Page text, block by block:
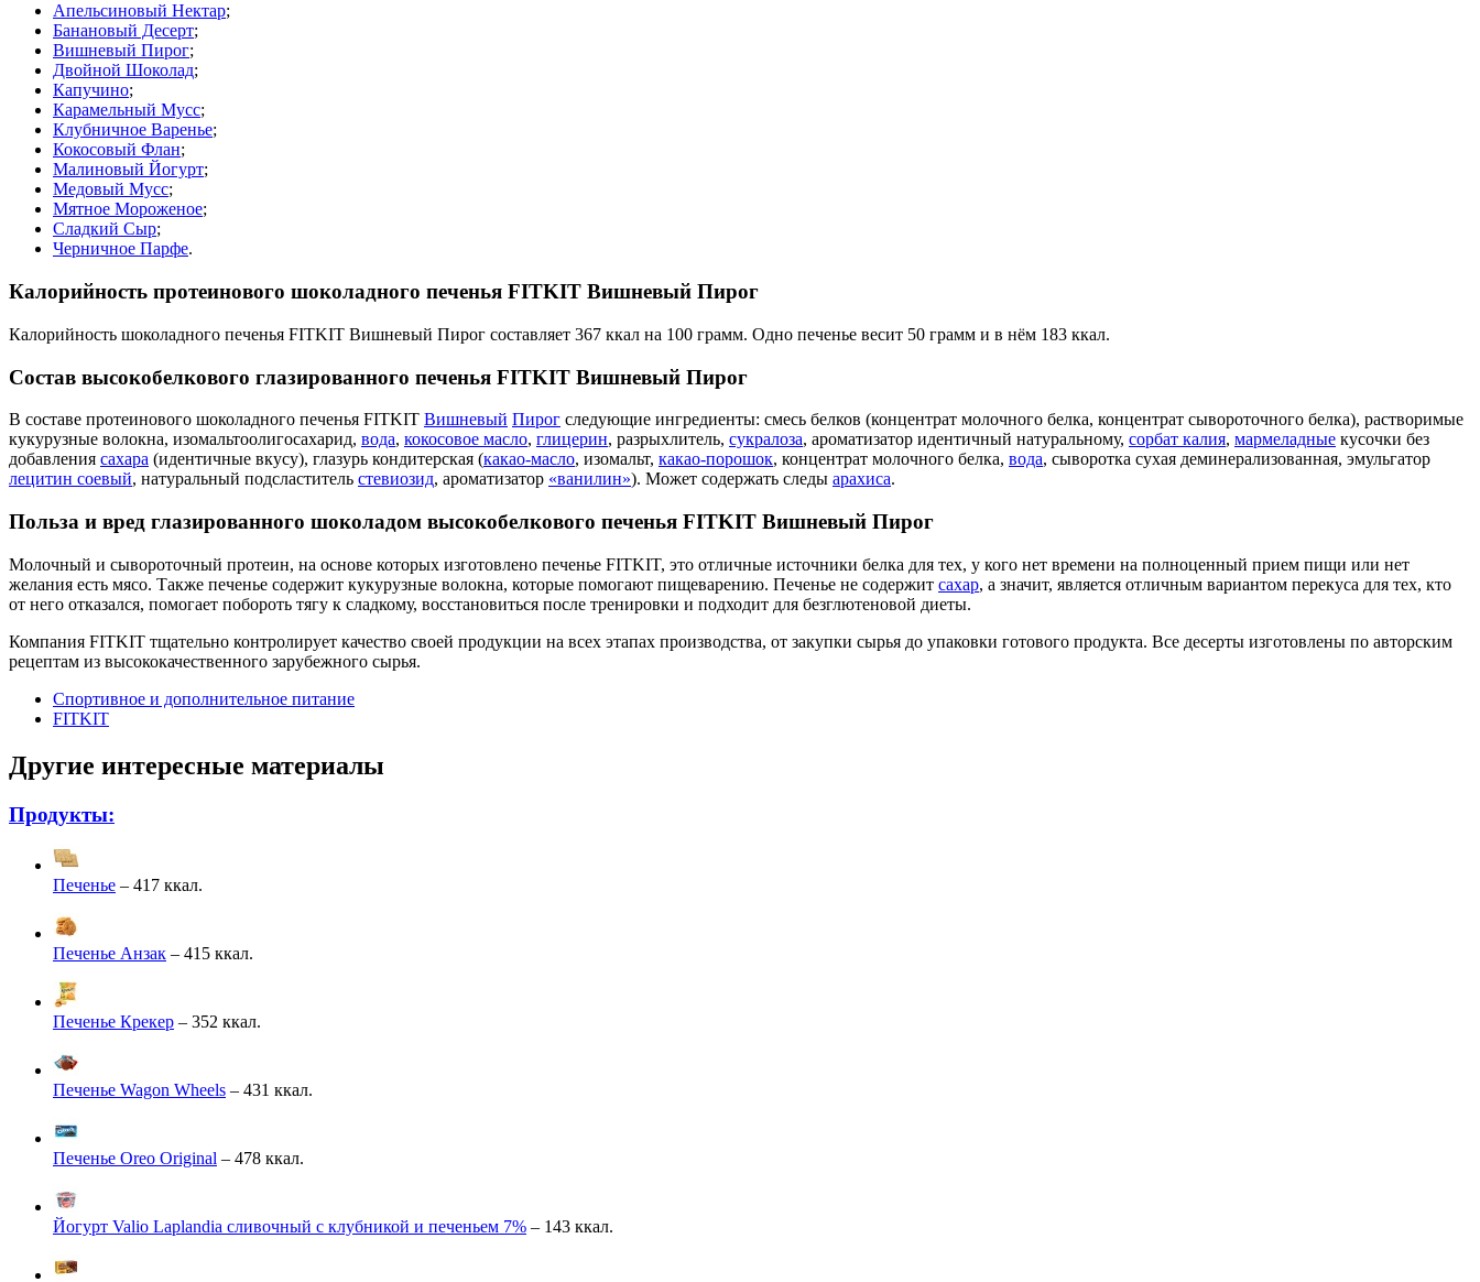
Апельсиновый Нектар;
Банановый Десерт;
Вишневый Пирог;
Двойной Шоколад;
Капучино;
Карамельный Мусс;
Клубничное Варенье;
Кокосовый Флан;
Малиновый Йогурт;
Медовый Мусс;
Мятное Мороженое;
Сладкий Сыр;
Черничное Парфе.
Калорийность протеинового шоколадного печенья FITKIT Вишневый Пирог
Калорийность шоколадного печенья FITKIT Вишневый Пирог составляет 367 ккал на 100 грамм. Одно печенье весит 50 грамм и в нём 183 ккал.
Состав высокобелкового глазированного печенья FITKIT Вишневый Пирог
В составе протеинового шоколадного печенья FITKIT Вишневый Пирог следующие ингредиенты: смесь белков (концентрат молочного белка, концентрат сывороточного белка), растворимые
кукурузные волокна, изомальтоолигосахарид, вода, кокосовое масло, глицерин, разрыхлитель, сукралоза, ароматизатор идентичный натуральному, сорбат калия, мармеладные кусочки без
добавления сахара (идентичные вкусу), глазурь кондитерская (какао-масло, изомальт, какао-порошок, концентрат молочного белка, вода, сыворотка сухая деминерализованная, эмульгатор
лецитин соевый, натуральный подсластитель стевиозид, ароматизатор «ванилин»). Может содержать следы арахиса.
Польза и вред глазированного шоколадом высокобелкового печенья FITKIT Вишневый Пирог
Молочный и сывороточный протеин, на основе которых изготовлено печенье FITKIT, это отличные источники белка для тех, у кого нет времени на полноценный прием пищи или нет
желания есть мясо. Также печенье содержит кукурузные волокна, которые помогают пищеварению. Печенье не содержит сахар, а значит, является отличным вариантом перекуса для тех, кто
от него отказался, помогает побороть тягу к сладкому, восстановиться после тренировки и подходит для безглютеновой диеты.
Компания FITKIT тщательно контролирует качество своей продукции на всех этапах производства, от закупки сырья до упаковки готового продукта. Все десерты изготовлены по авторским
рецептам из высококачественного зарубежного сырья.
Спортивное и дополнительное питание
FITKIT
Другие интересные материалы
Продукты:
Печенье – 417 ккал.
Печенье Анзак – 415 ккал.
Печенье Крекер – 352 ккал.
Печенье Wagon Wheels – 431 ккал.
Печенье Oreo Original – 478 ккал.
Йогурт Valio Laplandia сливочный с клубникой и печеньем 7% – 143 ккал.